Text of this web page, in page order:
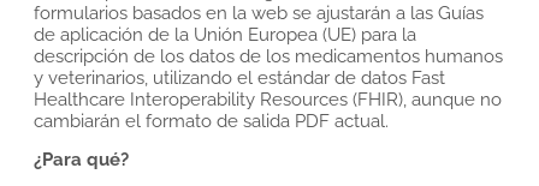
formularios basados en la web se ajustarán a las Guías
de aplicación de la Unión Europea (UE) para la
descripción de los datos de los medicamentos humanos
y veterinarios, utilizando el estándar de datos Fast
Healthcare Interoperability Resources (FHIR), aunque no
cambiarán el formato de salida PDF actual.
¿Para qué?